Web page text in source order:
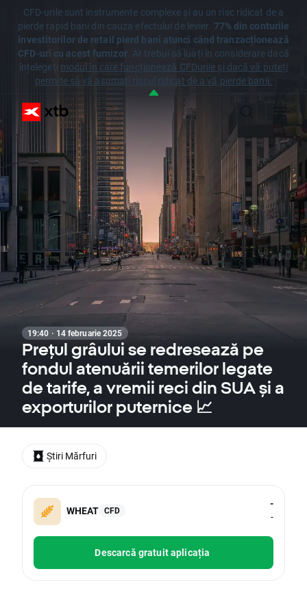
CFD-urile sunt instrumente complexe și au un risc ridicat de a
pierde rapid bani din cauza efectului de levier. 77% din conturile
investitorilor de retail pierd bani atunci când tranzacționează
CFD-uri cu acest furnizor. Ar trebui să luați în considerare dacă
înțelegeți modul în care funcționează CFDurile și dacă vă puteți
permite să vă asumați riscul ridicat de a vă pierde banii.
19:40 · 14 februarie 2025
Prețul grâului se redresează pe
fondul atenuării temerilor legate
de tarife, a vremii reci din SUA și a
exporturilor puternice 📈
WHEAT CFD
-
-
Descarcă gratuit aplicația
Știri Mărfuri